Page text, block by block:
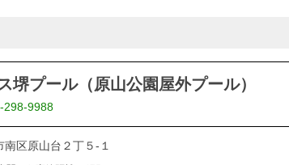
堺プール（原山公園屋外プール）
298-9988
南区原山台２丁５-１